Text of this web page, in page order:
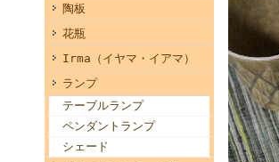
陶板
花瓶
Irma（イヤマ・イアマ）
ランプ
テーブルランプ
ペンダントランプ
シェード